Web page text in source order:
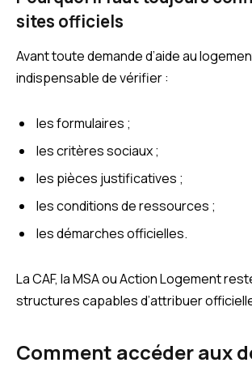
sites officiels
Avant toute demande d’aide au
indispensable de vérifier :
les formulaires ;
les critères sociaux ;
les pièces justificatives ;
les conditions de ressources ;
les démarches officielles.
La CAF, la MSA ou Action Logement
structures capables d’attribuer
Comment accéder aux